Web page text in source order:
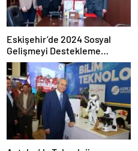
Eskişehir’de 2024 Sosyal
Gelişmeyi Destekleme
Programı Projeleri İmzalandı